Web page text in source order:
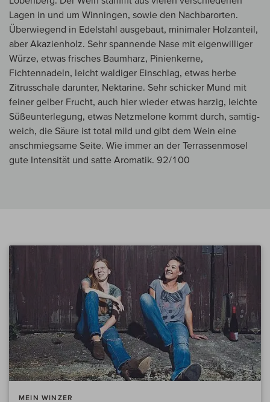
Lagen in und um Winningen, sowie den Nachbarorten.
Überwiegend in Edelstahl ausgebaut, minimaler Holzanteil,
aber Akazienholz. Sehr spannende Nase mit eigenwilliger
Würze, etwas frisches Baumharz, Pinienkerne,
Fichtennadeln, leicht waldiger Einschlag, etwas herbe
Zitrusschale darunter, Nektarine. Sehr schicker Mund mit
feiner gelber Frucht, auch hier wieder etwas harzig, leichte
Süßeunterlegung, etwas Netzmelone kommt durch, samtig-
weich, die Säure ist total mild und gibt dem Wein eine
anschmiegsame Seite. Wie immer an der Terrassenmosel
gute Intensität und satte Aromatik. 92/100
MEIN WINZER